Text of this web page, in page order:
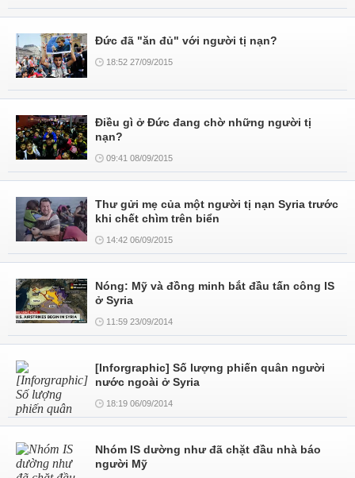
Đức đã "ăn đủ" với người tị nạn?
18:52 27/09/2015
Điều gì ở Đức đang chờ những người tị
nạn?
09:41 08/09/2015
Thư gửi mẹ của một người tị nạn Syria trước
khi chết chìm trên biển
14:42 06/09/2015
Nóng: Mỹ và đồng minh bắt đầu tấn công IS
ở Syria
11:59 23/09/2014
[Inforgraphic] Số lượng phiến quân người
nước ngoài ở Syria
18:19 06/09/2014
Nhóm IS dường như đã chặt đầu nhà báo
người Mỹ